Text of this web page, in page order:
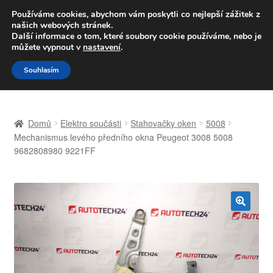
DOPRAVA od 139,-Kč
Volejte po-pá 9-16 704 494 494
Přeskočit
na
navigaci
Přejít
k
obsahu
Celosvětová doprava
Domů Elektro součásti Stahovačky oken
5008
Mechanismus levého předního okna Peugeot 3008 5008
9682808980 9221FF
🔍
Používáme cookies, abychom vám poskytli co nejlepší zážitek z
našich webových stránek.
Další informace o tom, které soubory cookie používáme, nebo je
můžete vypnout v nastavení.
Souhlasím